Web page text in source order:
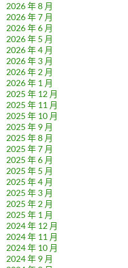
2026 年 8 月
2026 年 7 月
2026 年 6 月
2026 年 5 月
2026 年 4 月
2026 年 3 月
2026 年 2 月
2026 年 1 月
2025 年 12 月
2025 年 11 月
2025 年 10 月
2025 年 9 月
2025 年 8 月
2025 年 7 月
2025 年 6 月
2025 年 5 月
2025 年 4 月
2025 年 3 月
2025 年 2 月
2025 年 1 月
2024 年 12 月
2024 年 11 月
2024 年 10 月
2024 年 9 月